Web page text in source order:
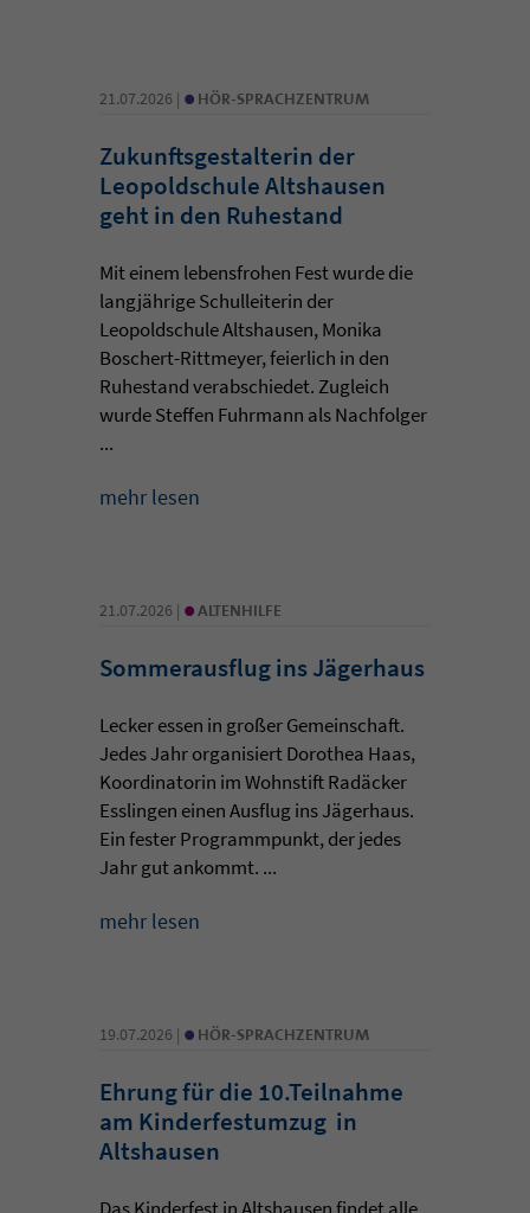
21.07.2026 | • HÖR-SPRACHZENTRUM
Zukunftsgestalterin der
Leopoldschule Altshausen
geht in den Ruhestand
Mit einem lebensfrohen Fest wurde die
langjährige Schulleiterin der
Leopoldschule Altshausen, Monika
Boschert-Rittmeyer, feierlich in den
Ruhestand verabschiedet. Zugleich
wurde Steffen Fuhrmann als Nachfolger
...
mehr lesen
21.07.2026 | • ALTENHILFE
Sommerausflug ins Jägerhaus
Lecker essen in großer Gemeinschaft.
Jedes Jahr organisiert Dorothea Haas,
Koordinatorin im Wohnstift Radäcker
Esslingen einen Ausflug ins Jägerhaus.
Ein fester Programmpunkt, der jedes
Jahr gut ankommt. ...
mehr lesen
19.07.2026 | • HÖR-SPRACHZENTRUM
Ehrung für die 10.Teilnahme
am Kinderfestumzug in
Altshausen
Das Kinderfest in Altshausen findet alle